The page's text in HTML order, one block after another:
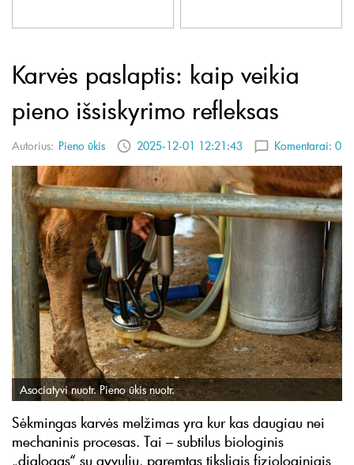
Karvės paslaptis: kaip veikia
pieno išsiskyrimo refleksas
Autorius: Pieno ūkis 2025-12-01 12:21:43 Komentarai: 0
Asociatyvi nuotr. Pieno ūkis nuotr.
Sėkmingas karvės melžimas yra kur kas daugiau nei
mechaninis procesas. Tai – subtilus biologinis
„dialogas“ su gyvuliu, paremtas tiksliais fiziologiniais